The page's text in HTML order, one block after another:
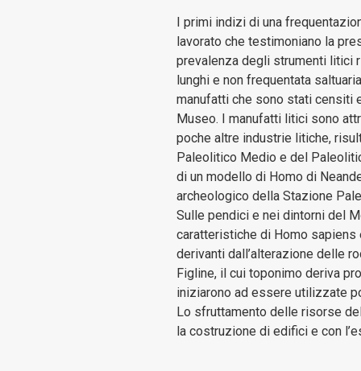
I primi indizi di una
lavorato che testimoniano la
prevalenza degli strumenti litici
lunghi e non frequentata
manufatti che sono stati censiti
Museo. I manufatti litici sono
poche altre industrie litiche,
Paleolitico Medio e del
di un modello di Homo di
archeologico della Stazione
Sulle pendici e nei dintorni del
caratteristiche di Homo
derivanti dall’alterazione delle
Figline, il cui toponimo deriva
iniziarono ad essere utilizzate
Lo sfruttamento delle risorse
la costruzione di edifici e con